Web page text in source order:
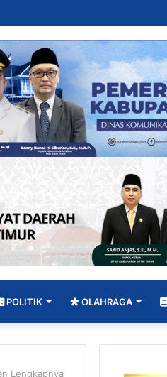
POLITIK OLAHRAGA
Lengkapnya